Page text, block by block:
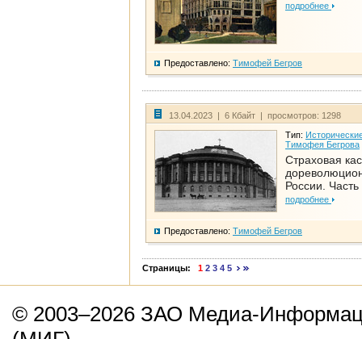
подробнее
Предоставлено: Тимофей Бегров
13.04.2023 | 6 Кбайт | просмотров: 1298
Тип:
Тимофея Бегрова
Страховая
России. Часть
подробнее
Предоставлено: Тимофей Бегров
Страницы: 1 2 3 4 5
© 2003–2026 ЗАО Медиа-